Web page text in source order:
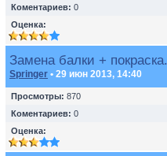
Коментариев: 0
Оценка:
Замена балки + покраска.
Springer • 29 июн 2013, 14:40
Просмотры: 870
Коментариев: 0
Оценка: